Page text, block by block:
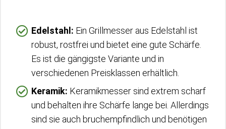
Edelstahl: Ein Grillmesser aus Edelstahl ist
robust, rostfrei und bietet eine gute Schärfe.
Es ist die gängigste Variante und in
verschiedenen Preisklassen erhältlich.
Keramik: Keramikmesser sind extrem scharf
und behalten ihre Schärfe lange bei. Allerdings
sind sie auch bruchempfindlich und benötigen